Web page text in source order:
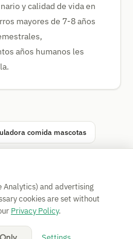
y calidad de vida en
mayores de 7-8 años
años humanos les
comida mascotas
Terms |
🍪 Cookies
💡 Suggest a calculator
Analytics) and advertising
cookies are set without
Privacy Policy.